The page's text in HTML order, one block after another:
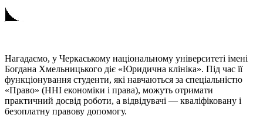
Нагадаємо, у Черкаському національному університеті імені
Богдана Хмельницького діє «Юридична клініка». Під час її
функціонування студенти, які навчаються за спеціальністю
«Право» (ННІ економіки і права), можуть отримати
практичний досвід роботи, а відвідувачі — кваліфіковану і
безоплатну правову допомогу.